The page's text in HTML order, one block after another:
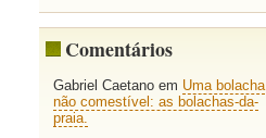
Comentários
Gabriel Caetanoem Uma bolacha
não comestível: as bolachas-da-
praia.